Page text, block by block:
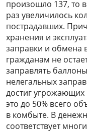
произошло 137, то
раз увеличилось
пострадавших.
хранения и
заправки и обмена
гражданам не
заправлять
нелегальных
достиг угрожающих
это до 50% всего
в комбыте. В
соответствует